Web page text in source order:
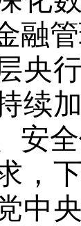
融
央
续
安
，
中